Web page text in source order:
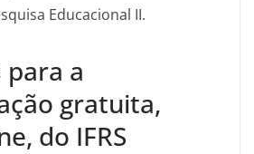
Educacional II.
para a
gratuita,
do IFRS